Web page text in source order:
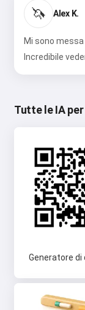
🦄 Alex K.
Mi sono
Incredibile
Tutte le IA
Generatore di